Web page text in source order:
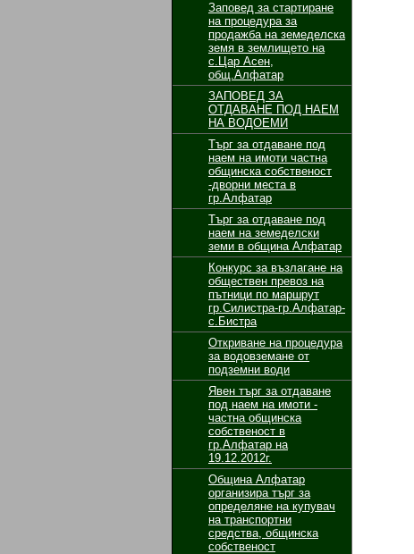
Заповед за стартиране
на процедура за
продажба на земеделска
земя в землището на
с.Цар Асен,
общ.Алфатар
ЗАПОВЕД ЗА
ОТДАВАНЕ ПОД НАЕМ
НА ВОДОЕМИ
Търг за отдаване под
наем на имоти частна
общинска собственост
-дворни места в
гр.Алфатар
Търг за отдаване под
наем на земеделски
земи в община Алфатар
Конкурс за възлагане на
обществен превоз на
пътници по маршрут
гр.Силистра-гр.Алфатар-
с.Бистра
Откриване на процедура
за водовземане от
подземни води
Явен търг за отдаване
под наем на имоти -
частна общинска
собственост в
гр.Алфатар на
19.12.2012г.
Община Алфатар
организира търг за
определяне на купувач
на транспортни
средства, общинска
собственост